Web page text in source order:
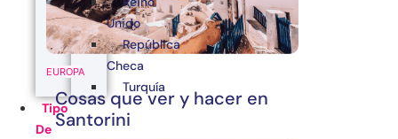
EUROPA
Cosas que ver y hacer en
Santorini
Unido
República
Checa
Turquía
Tipo
De